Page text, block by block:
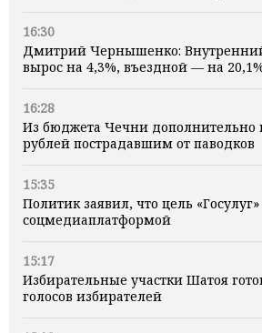
16:30
Дмитрий Чернышенко:
вырос на 4,3%, въездной — на
16:28
Из бюджета Чечни дополнительно
рублей пострадавшим от паводков
15:35
Политик заявил, что цель
соцмедиаплатформой
15:17
Избирательные участки Шатоя
голосов избирателей